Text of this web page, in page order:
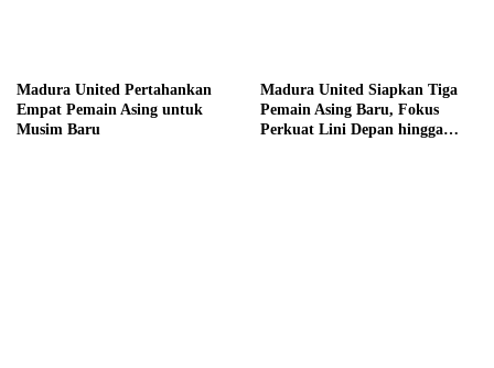
Madura United Pertahankan
Empat Pemain Asing untuk
Musim Baru
Madura United Siapkan Tiga
Pemain Asing Baru, Fokus
Perkuat Lini Depan hingga